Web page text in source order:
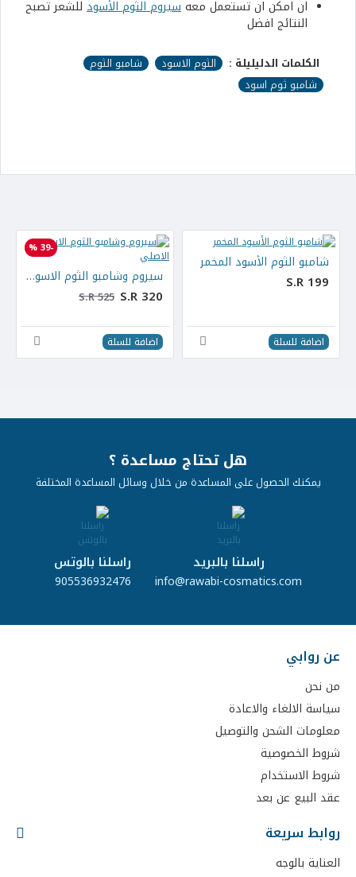
ان امكن ان تستعمل معهسيروم الثوم الأسود للشعر تصبح
النتائج افضل
الكلمات الدليليلة : الثوم الاسود
شامبو الثوم
شامبو ثوم اسود
شامبو الثوم الأسود المخمر
S.R 199
اضافة للسلة
-39 %
سيروم وشامبو الثوم الاسود الاصلي
S.R 320
S.R 525
اضافة للسلة
هل تحتاج مساعدة ؟
يمكنك الحصول على المساعدة من خلال وسائل المساعدة المختلفة
راسلنا بالبريد
info@rawabi-cosmatics.com
راسلنا بالوتس
905536932476
عن روابي
من نحن
سياسة الالغاء والاعادة
معلومات الشحن والتوصيل
شروط الخصوصية
شروط الاستخدام
عقد البيع عن بعد
روابط سريعة
العناية بالوجه